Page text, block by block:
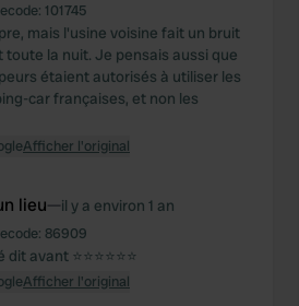
101745
mais l'usine voisine fait un bruit
toute la nuit. Je pensais aussi que
étaient autorisés à utiliser les
car françaises, et non les
Afficher l'original
lieu—il y a environ 1 an
86909
avant ⭐️⭐️⭐️⭐️⭐️⭐️
Afficher l'original